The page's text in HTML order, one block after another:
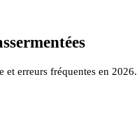
et erreurs fréquentes en 2026.